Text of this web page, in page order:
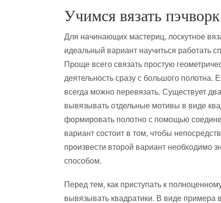
Учимся вязать
Для начинающих мастериц, лоскутное
идеальный вариант научиться работать
Проще всего связать простую
деятельность сразу с большого полотна.
всегда можно перевязать. Существует
вывязывать отдельные мотивы в виде
формировать полотно с помощью
вариант состоит в том, чтобы
произвести второй вариант необходимо
способом.
Перед тем, как приступать к
вывязывать квадратики. В виде примера